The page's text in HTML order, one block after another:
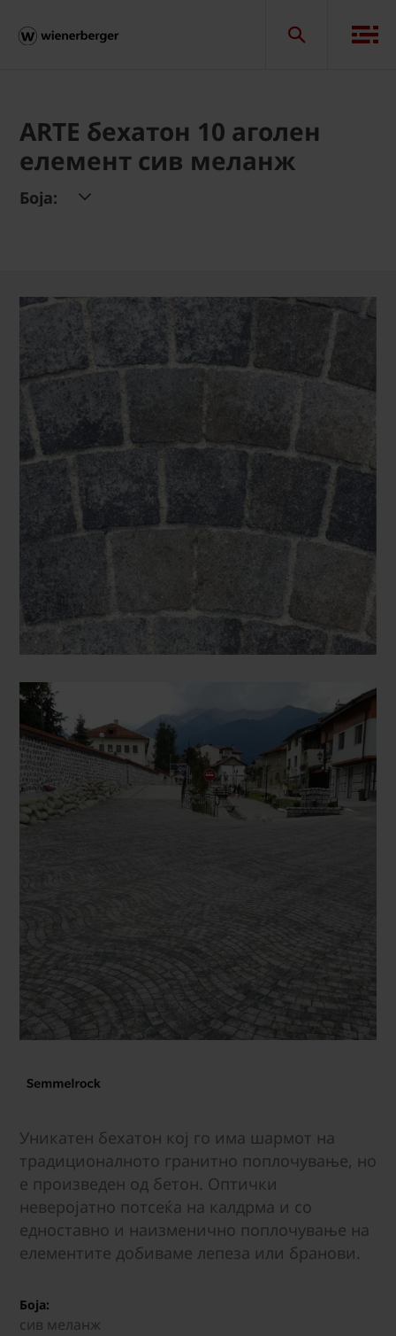
ARTE бехатон 10 аголен
елемент сив меланж
Боја:
Уникатен бехатон кој го има шармот на
традиционалното гранитно поплочување, но
е произведен од бетон. Оптички
неверојатно потсеќа на калдрма и со
едноставно и наизменично поплочување на
елементите добиваме лепеза или бранови.
Боја:
сив меланж